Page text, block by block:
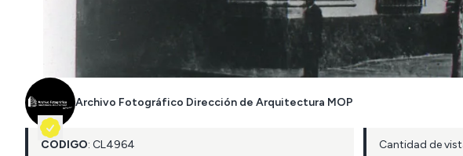
Archivo Fotográfico Dirección de Arquitectura MOP
CÓDIGO: CL4964
Cantidad de